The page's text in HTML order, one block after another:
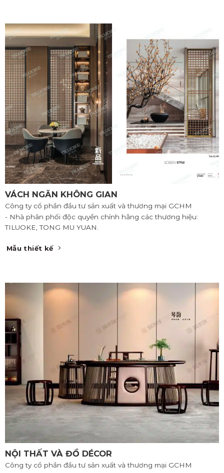
VÁCH NGĂN KHÔNG GIAN
Công ty cổ phần đầu tư sản xuất và thương mại GCHM
- Nhà phân phối độc quyền chính hãng các thương hiệu:
TILUOKE, TONG MU YUAN.
Mẫu thiết kế
NỘI THẤT VÀ ĐỒ DÉCOR
Công ty cổ phần đầu tư sản xuất và thương mại GCHM